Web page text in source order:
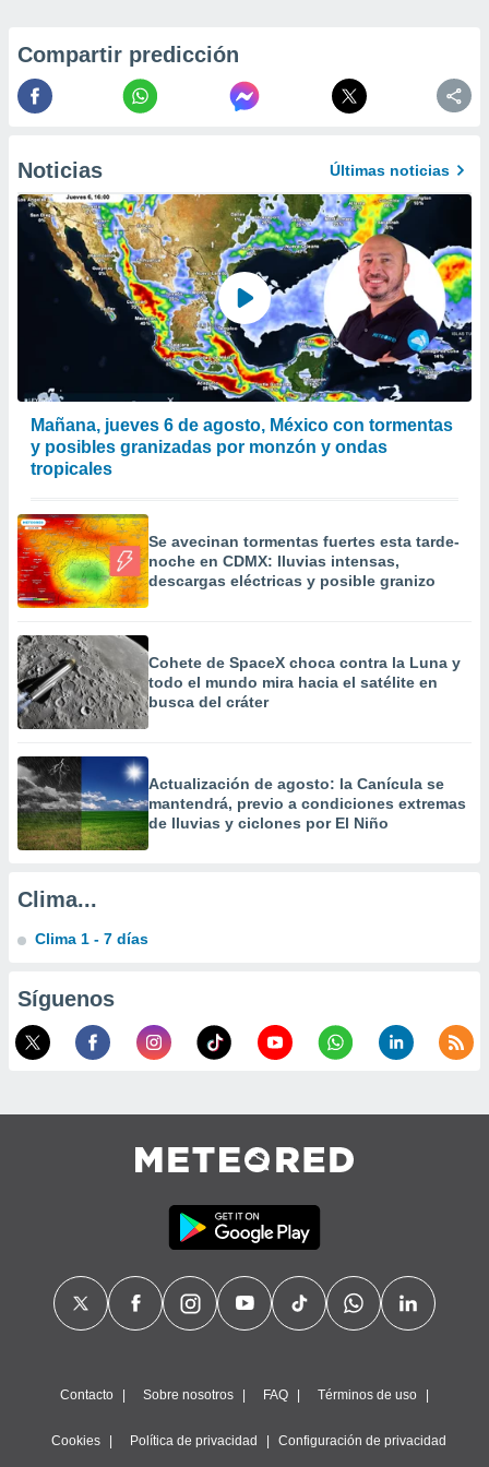
crear un
uso de
contenido
medir el
de la
el
a través
de
con el
e
mediante
publicidad
publicidad
de
1199
Compartir predicción
Noticias Últimas noticias
Mañana, jueves 6 de agosto, México con tormentas
y posibles granizadas por monzón y ondas
tropicales
Se avecinan tormentas fuertes esta tarde-
noche en CDMX: lluvias intensas,
descargas eléctricas y posible granizo
Cohete de SpaceX choca contra la Luna y
todo el mundo mira hacia el satélite en
busca del cráter
Actualización de agosto: la Canícula se
mantendrá, previo a condiciones extremas
de lluvias y ciclones por El Niño
Clima...
Clima 1 - 7 días
Síguenos
Contacto Sobre nosotros FAQ Términos de uso
Cookies Política de privacidad Configuración de privacidad